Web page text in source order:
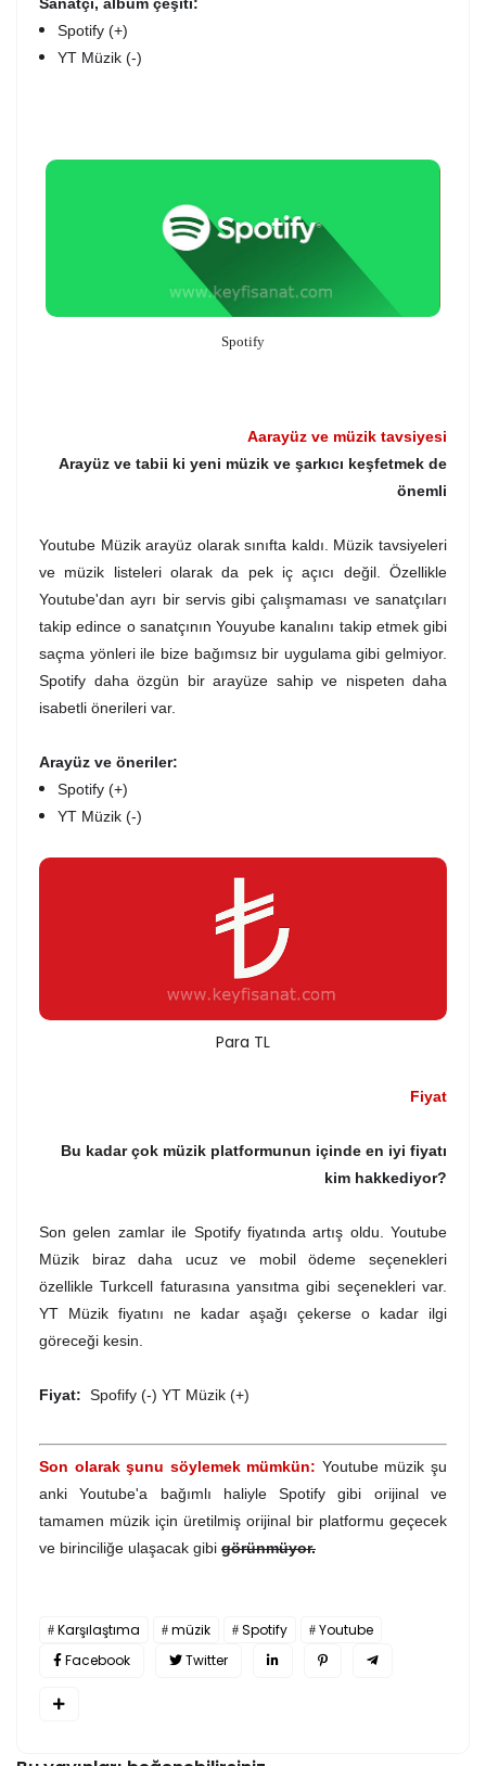
Spotify (+)
YT Müzik (-)
Spotify
Aarayüz ve müzik tavsiyesi
Arayüz ve tabii ki yeni müzik ve şarkıcı keşfetmek de
önemli
Youtube Müzik arayüz olarak sınıfta kaldı. Müzik tavsiyeleri
ve müzik listeleri olarak da pek iç açıcı değil. Özellikle
Youtube'dan ayrı bir servis gibi çalışmaması ve sanatçıları
takip edince o sanatçının Youyube kanalını takip etmek gibi
saçma yönleri ile bize bağımsız bir uygulama gibi gelmiyor.
Spotify daha özgün bir arayüze sahip ve nispeten daha
isabetli önerileri var.
Arayüz ve öneriler:
Spotify (+)
YT Müzik (-)
Para TL
Fiyat
Bu kadar çok müzik platformunun içinde en iyi fiyatı
kim hakkediyor?
Son gelen zamlar ile Spotify fiyatında artış oldu. Youtube
Müzik biraz daha ucuz ve mobil ödeme seçenekleri
özellikle Turkcell faturasına yansıtma gibi seçenekleri var.
YT Müzik fiyatını ne kadar aşağı çekerse o kadar ilgi
göreceği kesin.
Fiyat: Spofify (-) YT Müzik (+)
Son olarak şunu söylemek mümkün: Youtube müzik şu
anki Youtube'a bağımlı haliyle Spotify gibi orijinal ve
tamamen müzik için üretilmiş orijinal bir platformu geçecek
ve birinciliğe ulaşacak gibi görünmüyor.
Karşılaştıma müzik Spotify
Youtube
Facebook
Twitter